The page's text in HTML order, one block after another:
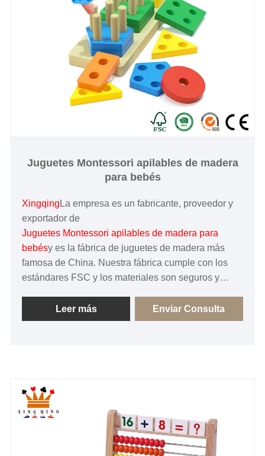
Juguetes Montessori apilables de madera
para bebés
Xingqing La empresa es un fabricante, proveedor y
exportador de
Juguetes Montessori apilables de madera para
bebésy es la fábrica de juguetes de madera más
famosa de China. Nuestra fábrica cumple con los
estándares FSC y los materiales son seguros y
sinceramente convertirnos en su proveedor
cooperativo a largo plazo en China!
Leer más Enviar Consulta